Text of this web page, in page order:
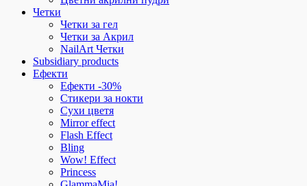
Четки
Четки за гел
Четки за Акрил
NailArt Четки
Subsidiary products
Ефекти
Ефекти -30%
Стикери за нокти
Сухи цветя
Mirror effect
Flash Effect
Bling
Wow! Effect
Princess